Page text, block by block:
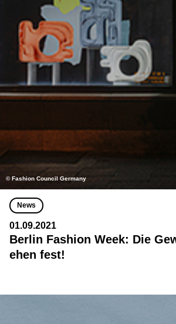
© Fashion Council Germany
News
01.09.2021
Berlin Fashion Week: Die
ehen fest!